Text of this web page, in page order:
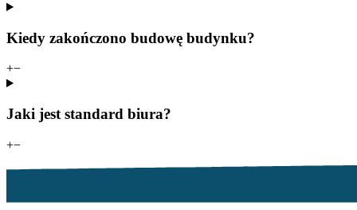
Kiedy zakończono budowę budynku?
+−
Jaki jest standard biura?
+−